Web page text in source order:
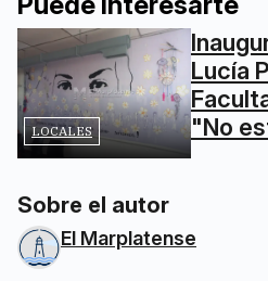
LOCALES
Lucía
"No
Sobre el autor
El Marplatense